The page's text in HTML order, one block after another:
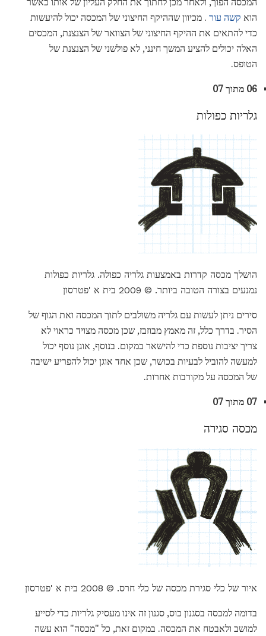
הוא קשה עור . מכיוון שההיקף החיצוני של המכסה יכול להיעשות
כדי להתאים את ההיקף החיצוני של הצוואר של הצנצנת, המכסים
האלה יכולים להציע המשך חינני, לא פולשני של הצנצנת של
הטופס.
06 מתוך 07
גלריות כפולות
הושלך מכסה קדרות באמצעות גלריה כפולה. גלריות כפולות
נמנעים בצורה הטובה ביותר. © 2009 בית א 'פטרסון
סירים ניתן לעשות עם גלריה משולבים לתוך המכסה ואת הגוף של
הסיר. בדרך כלל, זה מאמץ מבוזבז, שכן מכסה מצויד כראוי לא
צריך יציבות נוספת כדי להישאר במקום. בנוסף, אוגן נוסף יכול
למעשה להוביל לבעיות בכושר, שכן אחד אוגן יכול להפריע ישיבה
של המכסה על מקורבות אחרות.
07 מתוך 07
מכסה סגירה
איור של כלי סגירת מכסה של כלי חרס. © 2008 בית א 'פטרסון
בדומה למכסה בסגנון כוס, סגנון זה אינו מעסיק גלריות כדי לסייע
למושב ולאבטח את המכסה. במקום זאת, כל "מכסה" הוא עשה